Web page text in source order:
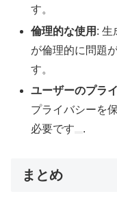
す。
倫理的な使用 : 生
が倫理的に問題
す。
ユーザーのプラ
プライバシーを
必要です
.
まとめ